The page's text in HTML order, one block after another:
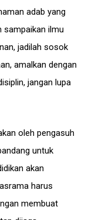
adab yang
sampaikan ilmu
jadilah sosok
amalkan dengan
jangan lupa
oleh pengasuh
untuk
akan
harus
membuat